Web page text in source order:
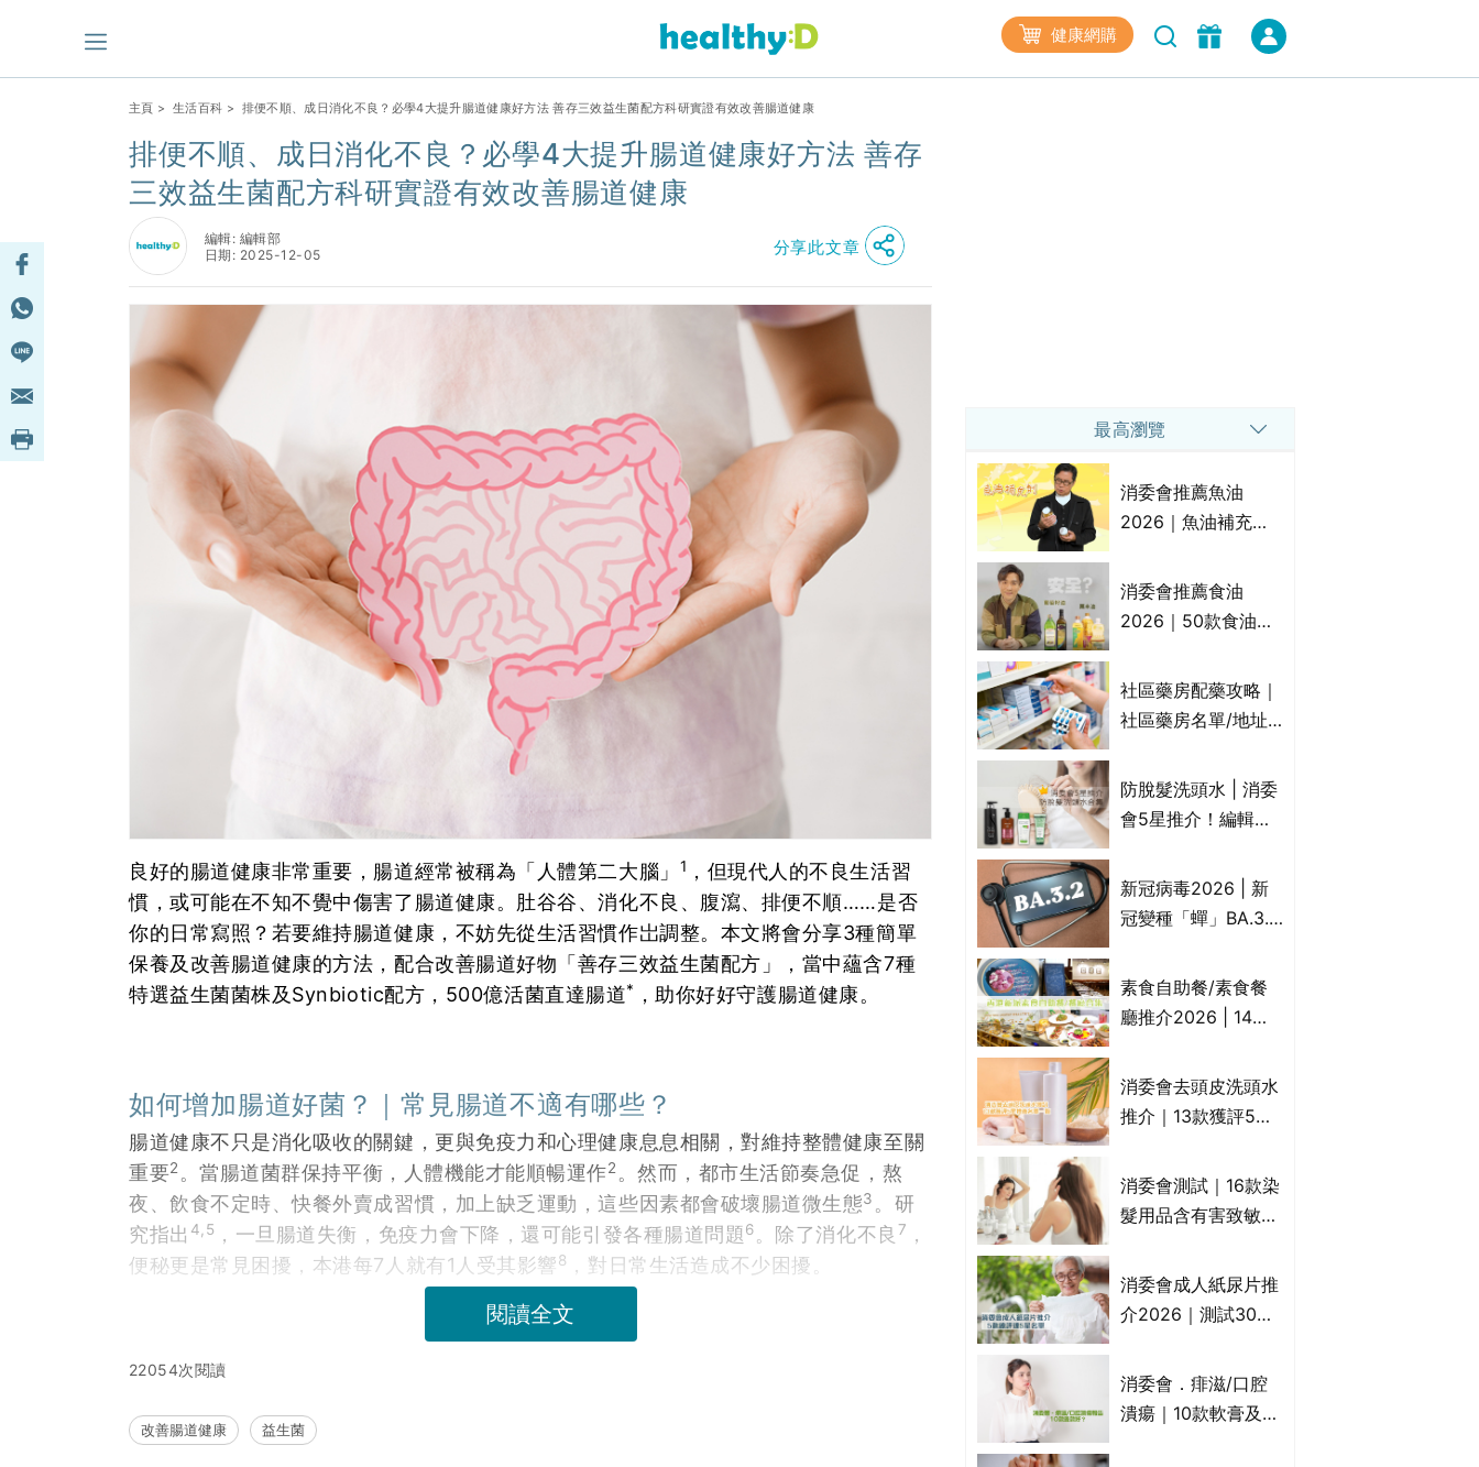
健康網購
主頁 > 生活百科 > 排便不順、成日消化不良？必學4大提升腸道健康好方法 善存三效益生菌配方科研實證有效改善腸道健康
排便不順、成日消化不良？必學4大提升腸道健康好方法 善存
三效益生菌配方科研實證有效改善腸道健康
編輯: 編輯部
日期: 2025-12-05
分享此文章
良好的腸道健康非常重要，腸道經常被稱為「人體第二大腦」 1 ，但現代人的不良生活習
慣，或可能在不知不覺中傷害了腸道健康。肚谷谷、消化不良、腹瀉、排便不順……是否
你的日常寫照？若要維持腸道健康，不妨先從生活習慣作岀調整。本文將會分享3種簡單
保養及改善腸道健康的方法，配合改善腸道好物「善存三效益生菌配方」，當中蘊含7種
特選益生菌菌株及Synbiotic配方，500億活菌直達腸道* ，助你好好守護腸道健康。
如何增加腸道好菌？｜常見腸道不適有哪些？
腸道健康不只是消化吸收的關鍵，更與免疫力和心理健康息息相關，對維持整體健康至關
重要2 。當腸道菌群保持平衡，人體機能才能順暢運作2 。然而，都市生活節奏急促，熬
夜、飲食不定時、快餐外賣成習慣，加上缺乏運動，這些因素都會破壞腸道微生態3 。研
究指出 4,5 ，一旦腸道失衡，免疫力會下降，還可能引發各種腸道問題6。除了消化不良 7 ，
便秘更是常見困擾，本港每7人就有1人受其影響8 ，對日常生活造成不少困擾。
閱讀全文
22054次閱讀
改善腸道健康 益生菌
最高瀏覽
消委會推薦魚油
2026｜魚油補充劑
名單｜附1款國際魚
油標準5星認證 針對
消委會推薦食油
2026｜50款食油評
物｜21款健康煮食油
總評達5星滿分名單
花籽油/花生油等)
社區藥房配藥攻略｜
社區藥房名單/地址/
法一覽表｜社區藥房
是甚麼？可以申請藥
防脫髮洗頭水 | 消委
會5星推介！編輯加
比較：位元堂、呂、
PANTOGAR、純素
新冠病毒2026 | 新
冠變種「蟬」BA.3.2
播、風險與預防方法
一文睇
素食自助餐/素食餐
廳推介2026 | 14間
中式/印度/東南亞/港
式/Fusion素食齋菜
消委會去頭皮洗頭水
推介｜13款獲評5星
KLORANE、沙宣、
呂、LUX等上榜｜4
消委會測試｜16款染
髮用品含有害致敏物
介!50惠、Return回
本、Furnte、Rerise
消委會成人紙尿片推
介2026｜測試30款
滲墊防漏表現/回滲/
化學物質檢測等｜5
消委會．痱滋/口腔
潰瘍｜10款軟膏及啫